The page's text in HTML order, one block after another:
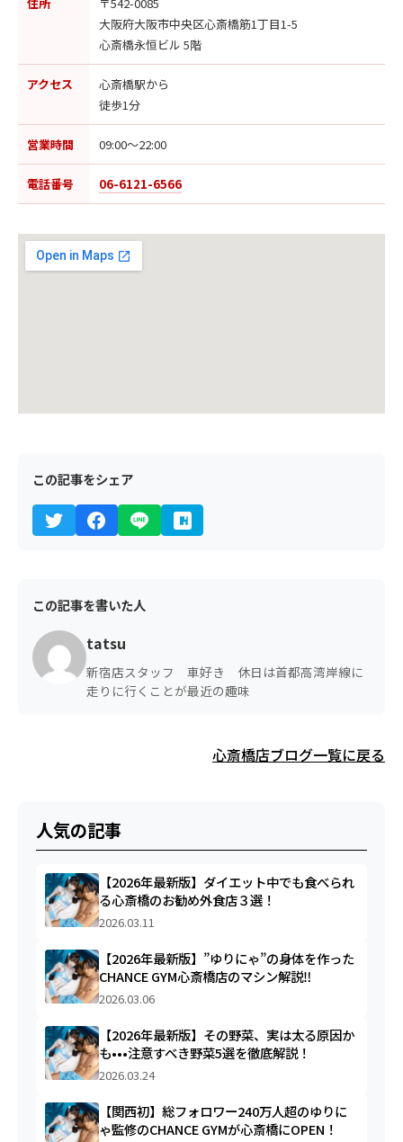
大阪府大阪市中央区心斎橋筋1丁目1-5
心斎橋永恒ビル 5階
アクセス
心斎橋駅から
徒歩1分
営業時間 09:00〜22:00
電話番号 06-6121-6566
この記事をシェア
この記事を書いた人
tatsu
新宿店スタッフ 車好き 休日は首都高湾岸線に
走りに行くことが最近の趣味
心斎橋店ブログ一覧に戻る
人気の記事
【2026年最新版】ダイエット中でも食べられ
る心斎橋のお勧め外食店３選！
2026.03.11
【2026年最新版】”ゆりにゃ”の身体を作った
CHANCE GYM心斎橋店のマシン解説‼︎
2026.03.06
【2026年最新版】その野菜、実は太る原因か
も•••注意すべき野菜5選を徹底解説！
2026.03.24
【関西初】総フォロワー240万人超のゆりに
ゃ監修のCHANCE GYMが心斎橋にOPEN！